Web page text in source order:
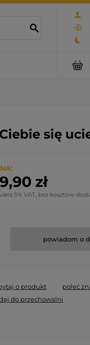
się
zł
5% VAT, bez kosztów
powiadom o
o produkt poleć
do przechowalni